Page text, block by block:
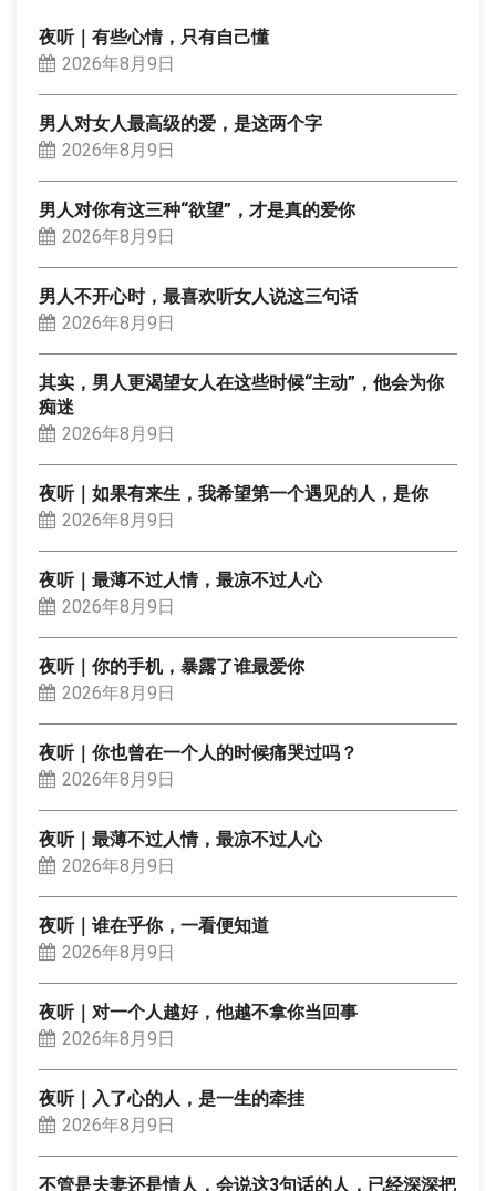
夜听｜有些心情，只有自己懂
2026年8月9日
男人对女人最高级的爱，是这两个字
2026年8月9日
男人对你有这三种“欲望”，才是真的爱你
2026年8月9日
男人不开心时，最喜欢听女人说这三句话
2026年8月9日
其实，男人更渴望女人在这些时候“主动”，他会为你
痴迷
2026年8月9日
夜听｜如果有来生，我希望第一个遇见的人，是你
2026年8月9日
夜听｜最薄不过人情，最凉不过人心
2026年8月9日
夜听｜你的手机，暴露了谁最爱你
2026年8月9日
夜听｜你也曾在一个人的时候痛哭过吗？
2026年8月9日
夜听｜最薄不过人情，最凉不过人心
2026年8月9日
夜听｜谁在乎你，一看便知道
2026年8月9日
夜听｜对一个人越好，他越不拿你当回事
2026年8月9日
夜听｜入了心的人，是一生的牵挂
2026年8月9日
不管是夫妻还是情人，会说这3句话的人，已经深深把